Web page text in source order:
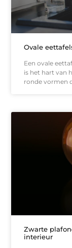
Ovale
Een ovale
is het hart van
ronde vormen
Zwarte
interieur